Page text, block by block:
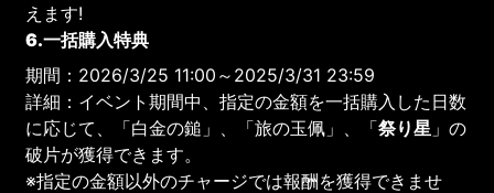
えます!
6.一括購入特典
期間：2026/3/25 11:00～2025/3/31 23:59
詳細：イベント期間中、指定の金額を一括購入した日数
に応じて、「白金の鎚」、「旅の玉佩」、「祭り星 」の
破片が獲得できます。
※指定の金額以外のチャージでは報酬を獲得できませ